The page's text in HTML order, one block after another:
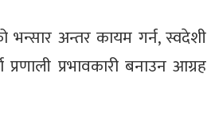
भन्सार अन्तर कायम गर्न, स्वदेशी
प्रभावकारी बनाउन आग्रह